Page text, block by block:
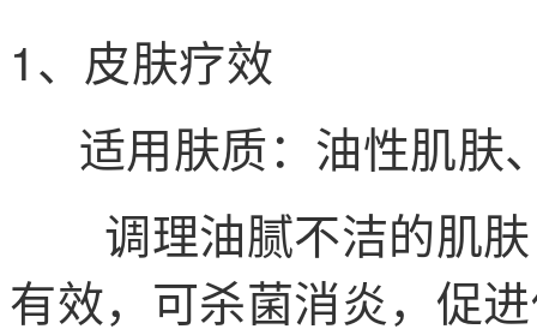
1、皮肤疗效
适用肤质：油性肌肤
调理油腻不洁的肌肤
有效，可杀菌消炎，促